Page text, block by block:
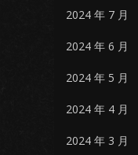
2024 年 7 月
2024 年 6 月
2024 年 5 月
2024 年 4 月
2024 年 3 月